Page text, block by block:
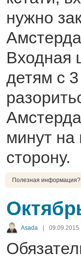
нужно
Входная
детям с
минут на
сторону.
Полезная информация?
Asada | 09.09.2015